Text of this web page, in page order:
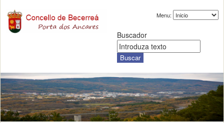
Menu:
Buscador